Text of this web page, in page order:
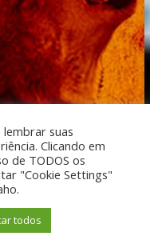
Espacial e
suas
Clicando em
de TODOS os
"Cookie Settings"
todos